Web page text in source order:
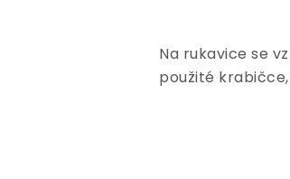
Na rukavice se
použité